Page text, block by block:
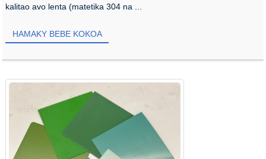
kalitao avo lenta (matetika 304 na ...
HAMAKY BEBE KOKOA